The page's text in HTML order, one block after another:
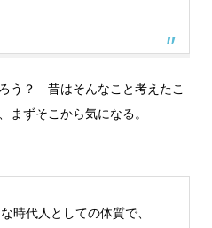
う？ 昔はそんなこと考えたこ
まずそこから気になる。
時代人としての体質で、